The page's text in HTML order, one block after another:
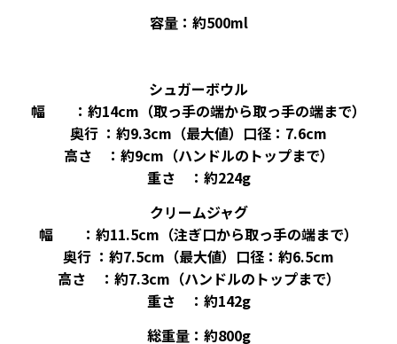
容量：約500ml
シュガーボウル
幅 ：約14cm（取っ手の端から取っ手の端まで）
奥行 ：約9.3cm（最大値）口径：7.6cm
高さ ：約9cm（ハンドルのトップまで）
重さ ：約224g
クリームジャグ
幅 ：約11.5cm（注ぎ口から取っ手の端まで）
奥行 ：約7.5cm（最大値）口径：約6.5cm
高さ ：約7.3cm（ハンドルのトップまで）
重さ ：約142g
総重量：約800g